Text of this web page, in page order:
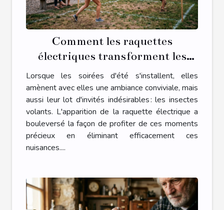
Comment les raquettes
électriques transforment les
soirées d'été?
Lorsque les soirées d'été s'installent, elles
amènent avec elles une ambiance conviviale, mais
aussi leur lot d'invités indésirables : les insectes
volants. L'apparition de la raquette électrique a
bouleversé la façon de profiter de ces moments
précieux en éliminant efficacement ces
nuisances....